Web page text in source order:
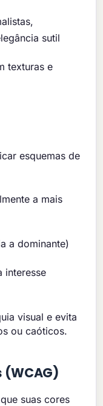
sutil
texturas e
esquemas de
a mais
a dominante)
interesse
visual e evita
ou caóticos.
(WCAG)
suas cores